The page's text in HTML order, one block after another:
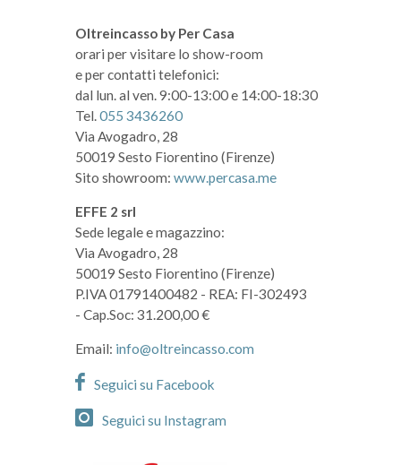
Oltreincasso by Per Casa
orari per visitare lo show-room
e per contatti telefonici:
dal lun. al ven. 9:00-13:00 e 14:00-18:30
Tel.055 3436260
Via Avogadro, 28
50019 Sesto Fiorentino (Firenze)
Sito showroom: www.percasa.me
EFFE 2 srl
Sede legale e magazzino:
Via Avogadro, 28
50019 Sesto Fiorentino (Firenze)
P.IVA 01791400482 - REA: FI-302493
- Cap.Soc: 31.200,00 €
Email: info@oltreincasso.com
Seguici su Facebook
Seguici su Instagram